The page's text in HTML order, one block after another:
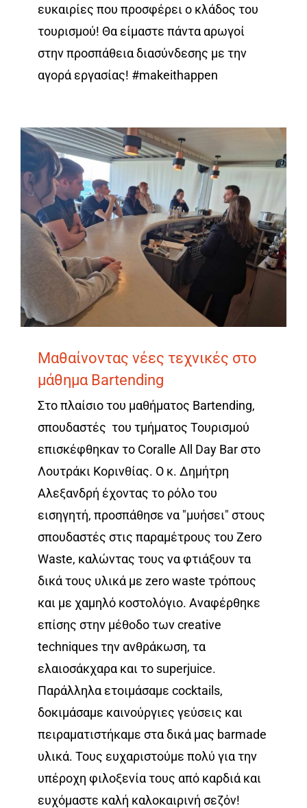
ευκαιρίες που προσφέρει ο κλάδος του
τουρισμού! Θα είμαστε πάντα αρωγοί
στην προσπάθεια διασύνδεσης με την
αγορά εργασίας! #makeithappen
Μαθαίνοντας νέες τεχνικές στο
μάθημα Bartending
Στο πλαίσιο του μαθήματος Bartending,
σπουδαστές του τμήματος Τουρισμού
επισκέφθηκαν το Coralle All Day Bar στο
Λουτράκι Κορινθίας. Ο κ. Δημήτρη
Αλεξανδρή έχοντας το ρόλο του
εισηγητή, προσπάθησε να "μυήσει" στους
σπουδαστές στις παραμέτρους του Zero
Waste, καλώντας τους να φτιάξουν τα
δικά τους υλικά με zero waste τρόπους
και με χαμηλό κοστολόγιο. Αναφέρθηκε
επίσης στην μέθοδο των creative
techniques την ανθράκωση, τα
ελαιοσάκχαρα και το superjuice.
Παράλληλα ετοιμάσαμε cocktails,
δοκιμάσαμε καινούργιες γεύσεις και
πειραματιστήκαμε στα δικά μας barmade
υλικά. Τους ευχαριστούμε πολύ για την
υπέροχη φιλοξενία τους από καρδιά και
ευχόμαστε καλή καλοκαιρινή σεζόν!